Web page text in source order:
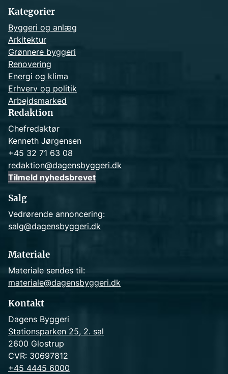
Kategorier
Byggeri og anlæg
Arkitektur
Grønnere byggeri
Renovering
Energi og klima
Erhverv og politik
Arbejdsmarked
Redaktion
Chefredaktør
Kenneth Jørgensen
+45 32 71 63 08
redaktion@dagensbyggeri.dk
Tilmeld nyhedsbrevet
Salg
Vedrørende annoncering:
salg@dagensbyggeri.dk
Materiale
Materiale sendes til:
materiale@dagensbyggeri.dk
Kontakt
Dagens Byggeri
Stationsparken 25, 2. sal
2600 Glostrup
CVR: 30697812
+45 4445 6000